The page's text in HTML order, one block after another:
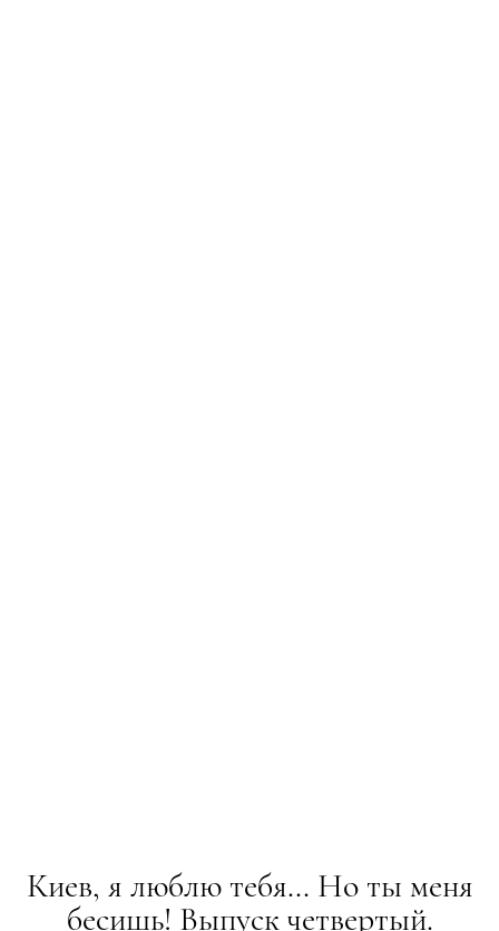
Киев, я люблю тебя… Но ты меня
бесишь! Выпуск четвертый.